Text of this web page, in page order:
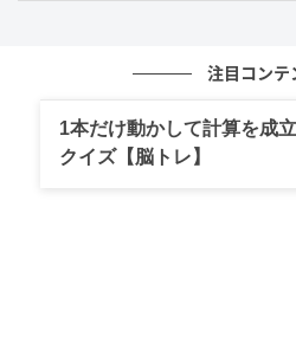
「高く上げる」よりも「太も
で、引き締め効果が高まりま
を入れておくと腰の反りも防
注目コンテ
1本だけ動かして計算を成
クイズ【脳トレ】